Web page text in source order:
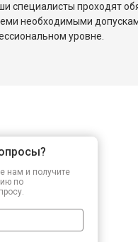
специалисты проходят
необходимыми
уровне.
нам и получите
по